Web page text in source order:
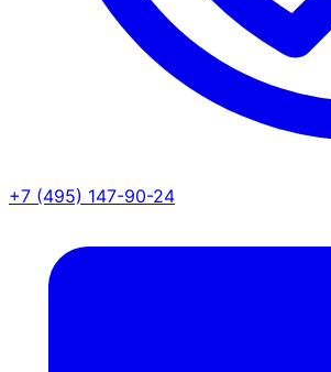
+7 (495) 147-90-24